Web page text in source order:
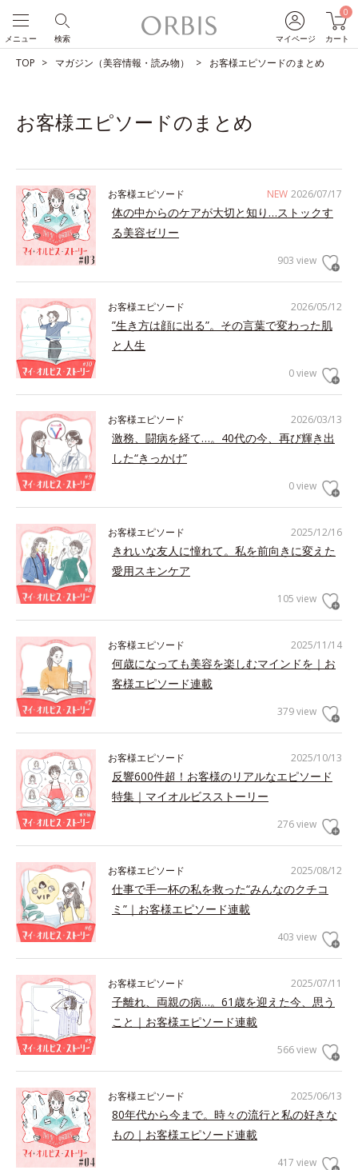
マイページ
0
カート
検索
メニュー
TOP マガジン（美容情報・読み物） お客様エピソードのまとめ
お客様エピソードのまとめ
NEW 2026/07/17
お客様エピソード
体の中からのケアが大切と知り…ストックす
る美容ゼリー
903 view
2026/05/12
お客様エピソード
”生き方は顔に出る”。その言葉で変わった肌
と人生
0 view
2026/03/13
お客様エピソード
激務、闘病を経て…。40代の今、再び輝き出
した“きっかけ”
0 view
2025/12/16
お客様エピソード
きれいな友人に憧れて。私を前向きに変えた
愛用スキンケア
105 view
2025/11/14
お客様エピソード
何歳になっても美容を楽しむマインドを｜お
客様エピソード連載
379 view
2025/10/13
お客様エピソード
反響600件超！お客様のリアルなエピソード
特集｜マイオルビスストーリー
276 view
2025/08/12
お客様エピソード
仕事で手一杯の私を救った“みんなのクチコ
ミ”｜お客様エピソード連載
403 view
2025/07/11
お客様エピソード
子離れ、両親の病…。61歳を迎えた今、思う
こと｜お客様エピソード連載
566 view
2025/06/13
お客様エピソード
80年代から今まで。時々の流行と私の好きな
もの｜お客様エピソード連載
417 view